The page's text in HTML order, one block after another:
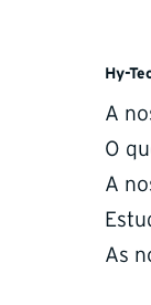
Hy-
A
O
A
As